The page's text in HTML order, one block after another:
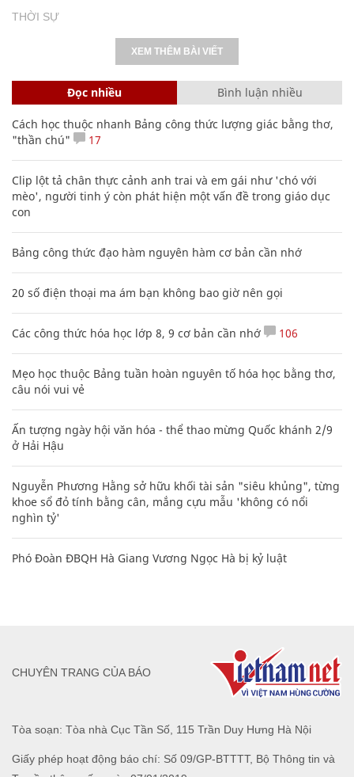
THỜI SỰ
XEM THÊM BÀI VIẾT
Đọc nhiều Bình luận nhiều
Cách học thuộc nhanh Bảng công thức lượng giác bằng thơ,
"thần chú"
17
Clip lột tả chân thực cảnh anh trai và em gái như 'chó với
mèo', người tinh ý còn phát hiện một vấn đề trong giáo dục
con
Bảng công thức đạo hàm nguyên hàm cơ bản cần nhớ
20 số điện thoại ma ám bạn không bao giờ nên gọi
Các công thức hóa học lớp 8, 9 cơ bản cần nhớ 106
Mẹo học thuộc Bảng tuần hoàn nguyên tố hóa học bằng thơ,
câu nói vui vẻ
Ấn tượng ngày hội văn hóa - thể thao mừng Quốc khánh 2/9
ở Hải Hậu
Nguyễn Phương Hằng sở hữu khối tài sản "siêu khủng", từng
khoe sổ đỏ tính bằng cân, mắng cựu mẫu 'không có nổi
nghìn tỷ'
Phó Đoàn ĐBQH Hà Giang Vương Ngọc Hà bị kỷ luật
Tòa soạn: Tòa nhà Cục Tần Số, 115 Trần Duy Hưng Hà Nội
Giấy phép hoạt động báo chí: Số 09/GP-BTTTT, Bộ Thông tin và
CHUYÊN TRANG CỦA BÁO